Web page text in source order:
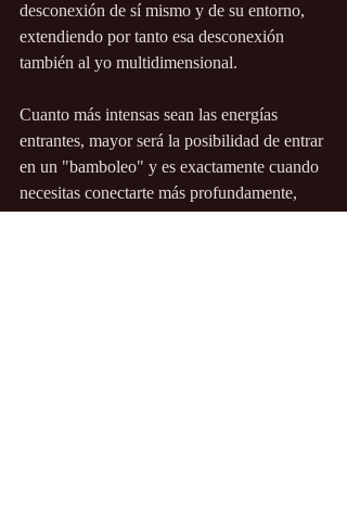
desconexión de sí mismo y de su entorno,
extendiendo por tanto esa desconexión
también al yo multidimensional.
Cuanto más intensas sean las energías
entrantes, mayor será la posibilidad de entrar
en un "bamboleo" y es exactamente cuando
necesitas conectarte más profundamente,